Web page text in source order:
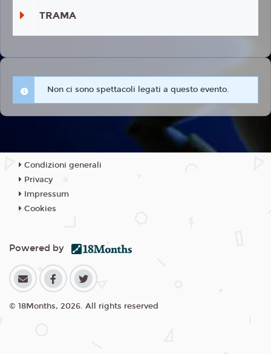
TRAMA
Non ci sono spettacoli legati a questo evento.
Condizioni generali
Privacy
Impressum
Cookies
Powered by
© 18Months, 2026. All rights reserved